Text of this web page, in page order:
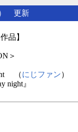
） 更新
品】
＞
（にじファン）
night』